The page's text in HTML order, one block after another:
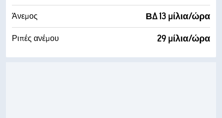
Άνεμος ΒΔ 13 μίλια/ώρα
Ριπές ανέμου 29 μίλια/ώρα